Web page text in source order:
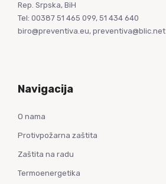
Rep. Srpska, BiH
Tel: 00387 51 465 099, 51 434 640
biro@preventiva.eu, preventiva@blic.net
Navigacija
O nama
Protivpožarna zaštita
Zaštita na radu
Termoenergetika